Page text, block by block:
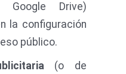
Drive)
la configuración
público.
a (o de